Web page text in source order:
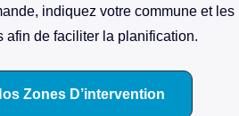
indiquez votre commune et les
afin de faciliter la planification.
Zones D’intervention